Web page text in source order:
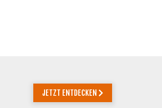
JETZT ENTDECKEN